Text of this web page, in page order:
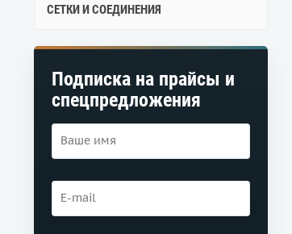
СЕТКИ И СОЕДИНЕНИЯ
Подписка на прайсы и
спецпредложения